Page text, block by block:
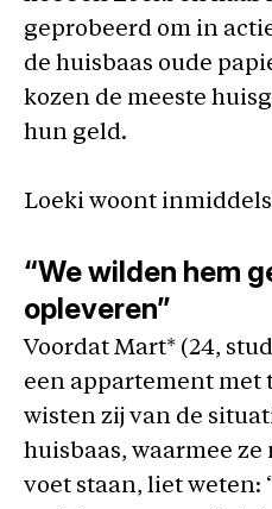
geprobeerd om in
de huisbaas oude
kozen de meeste
hun geld.
Loeki woont
“We wilden hem
opleveren”
Voordat Mart* (24,
een appartement met
wisten zij van de
huisbaas, waarmee ze
voet staan, liet weten: